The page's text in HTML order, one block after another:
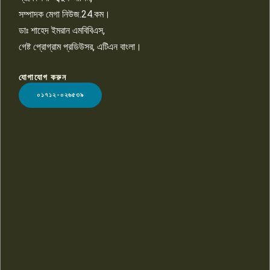
LOGO
সম্পাদক মেগা নিউজ.24.কম।
ডাঃ শাহেদ ইমরান এমবিবিএস,
গেষ্ট প্রোগ্রাম প্রডিউসর, এটিএন বাংলা।
যোগাযোগ করুন
০১৭১২-০২৬৫৩৯